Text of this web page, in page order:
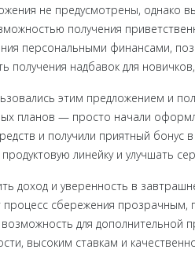
не предусмотрены, однако
получения
персональными финансами,
получения надбавок для
этим предложением и
планов — просто начали
и получили приятный
линейку и улучшать
доход и уверенность в
процесс сбережения
для
высоким ставкам и